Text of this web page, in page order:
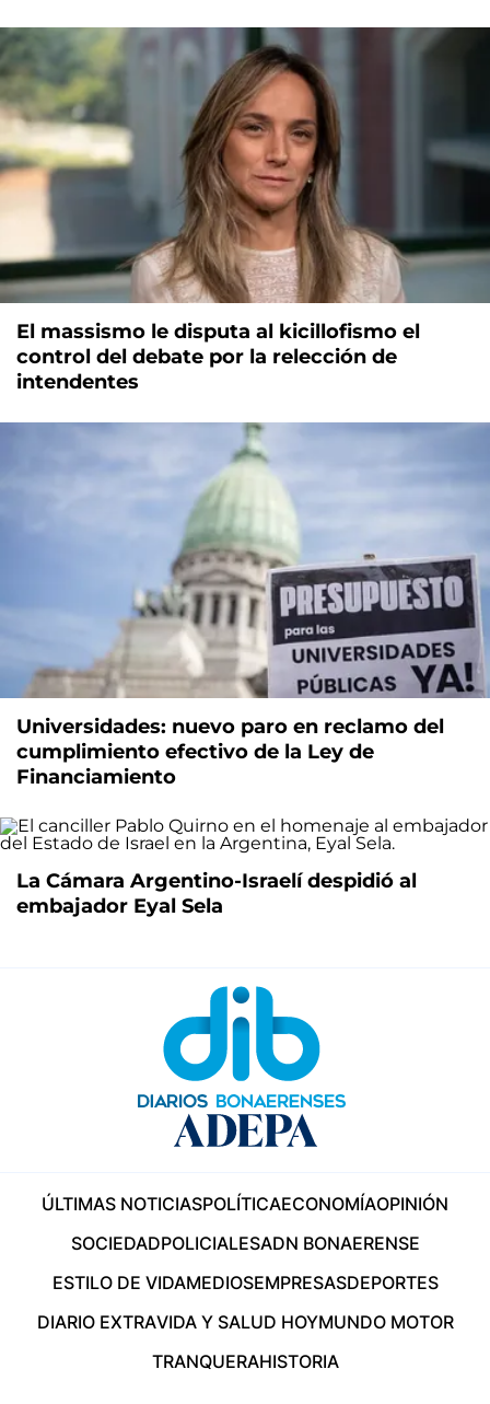
El massismo le disputa al kicillofismo el
control del debate por la relección de
intendentes
Universidades: nuevo paro en reclamo del
cumplimiento efectivo de la Ley de
Financiamiento
La Cámara Argentino-Israelí despidió al
embajador Eyal Sela
ÚLTIMAS NOTICIASPOLÍTICAECONOMÍAOPINIÓN
SOCIEDADPOLICIALESADN BONAERENSE
ESTILO DE VIDAMEDIOSEMPRESASDEPORTES
DIARIO EXTRAVIDA Y SALUD HOYMUNDO MOTOR
TRANQUERAHISTORIA